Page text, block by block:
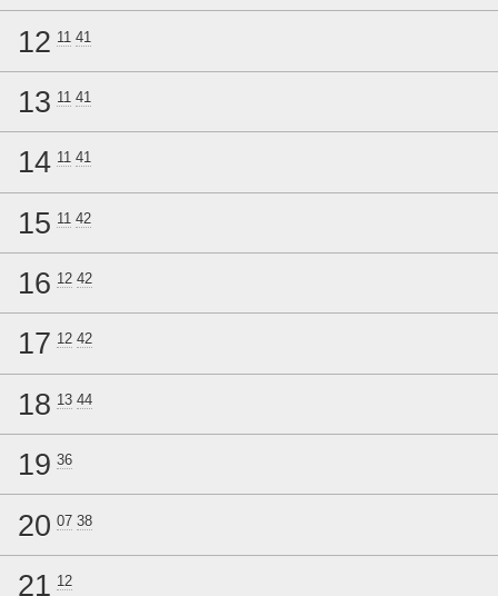
12 11 41
13 11 41
14 11 41
15 11 42
16 12 42
17 12 42
18 13 44
19 36
20 07 38
21 12